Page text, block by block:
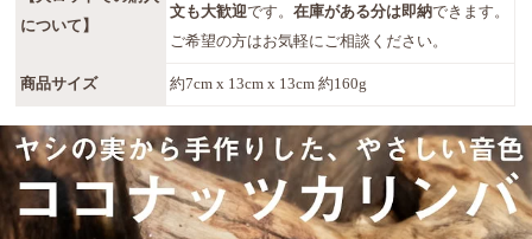
について】
文も大歓迎です。在庫がある分は即納できます。
ご希望の方はお気軽にご相談ください。
商品サイズ 約7cm x 13cm x 13cm 約160g